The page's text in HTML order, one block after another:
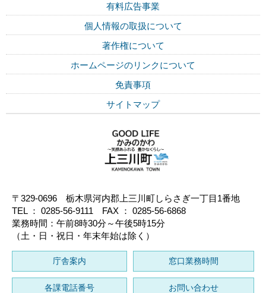
有料広告事業
個人情報の取扱について
著作権について
ホームページのリンクについて
免責事項
サイトマップ
〒329-0696 栃木県河内郡上三川町しらさぎ一丁目1番地
TEL ： 0285-56-9111 FAX ： 0285-56-6868
業務時間：午前8時30分～午後5時15分
（土・日・祝日・年末年始は除く）
庁舎案内 窓口業務時間
各課電話番号 お問い合わせ